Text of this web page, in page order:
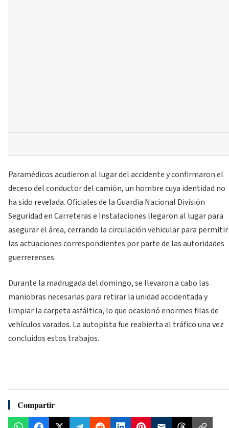
Paramédicos acudieron al lugar del accidente y confirmaron el
deceso del conductor del camión, un hombre cuya identidad no
ha sido revelada. Oficiales de la Guardia Nacional División
Seguridad en Carreteras e Instalaciones llegaron al lugar para
asegurar el área, cerrando la circulación vehicular para permitir
las actuaciones correspondientes por parte de las autoridades
guerrerenses.
Durante la madrugada del domingo, se llevaron a cabo las
maniobras necesarias para retirar la unidad accidentada y
limpiar la carpeta asfáltica, lo que ocasionó enormes filas de
vehículos varados. La autopista fue reabierta al tráfico una vez
concluidos estos trabajos.
Compartir